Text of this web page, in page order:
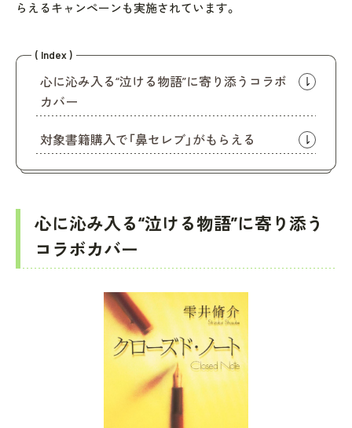
らえるキャンペーンも実施されています。
( Index )
心に沁み入る“泣ける物語”に寄り添うコラボ
カバー
対象書籍購入で「鼻セレブ」がもらえる
心に沁み入る“泣ける物語”に寄り添う
コラボカバー